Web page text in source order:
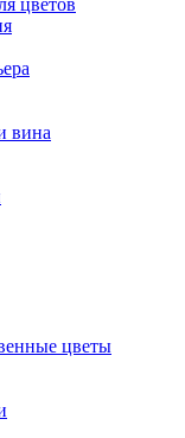
цветов
вина
цветы